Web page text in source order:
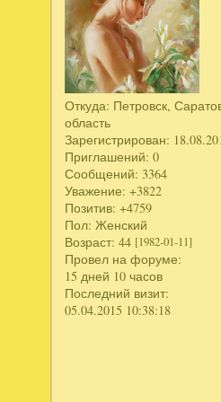
Откуда: Петровск,
область
Зарегистрирован:
Приглашений: 0
Сообщений: 3364
Уважение: +3822
Позитив: +4759
Пол: Женский
Возраст: 44 [1982-01-11]
Провел на форуме:
15 дней 10 часов
Последний визит:
05.04.2015 10:38:18